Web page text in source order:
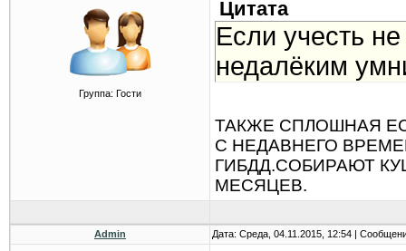
Группа: Гости
Цитата
Если учесть
недалёким
ТАКЖЕ СПЛОШНАЯ
С НЕДАВНЕГО
ГИБДД.СОБИРАЮТ
МЕСЯЦЕВ.
Admin Дата: Среда, 04.11.2015, 12:54 |